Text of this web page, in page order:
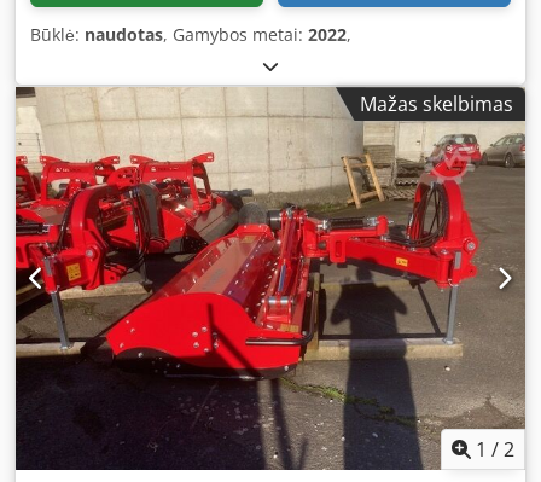
Būklė: naudotas, Gamybos metai: 2022,
Mažas skelbimas
1 /2